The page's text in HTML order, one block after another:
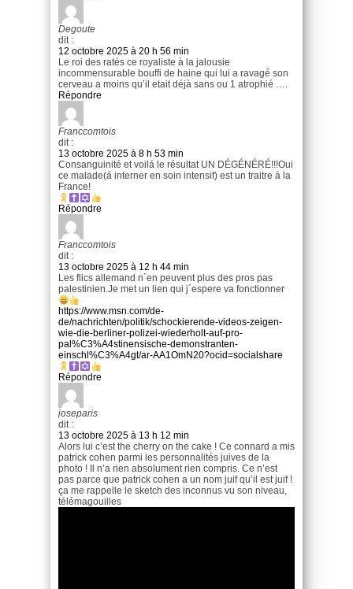
Degoute
dit :
12 octobre 2025 à 20 h 56 min
Le roi des ratés ce royaliste à la jalousie
incommensurable bouffi de haine qui lui a ravagé son
cerveau a moins qu’il etait déjà sans ou 1 atrophié ….
Répondre
Franccomtois
dit :
13 octobre 2025 à 8 h 53 min
Consanguinité et voilá le résultat UN DÉGÉNÉRÉ!!!Oui
ce malade(á interner en soin intensif) est un traitre á la
France!
Répondre
Franccomtois
dit :
13 octobre 2025 à 12 h 44 min
Les flics allemand n´en peuvent plus des pros pas
palestinien.Je met un lien qui j´espere va fonctionner
https://www.msn.com/de-
de/nachrichten/politik/schockierende-videos-zeigen-
wie-die-berliner-polizei-wiederholt-auf-pro-
pal%C3%A4stinensische-demonstranten-
einschl%C3%A4gt/ar-AA1OmN20?ocid=socialshare
Répondre
joseparis
dit :
13 octobre 2025 à 13 h 12 min
Alors lui c’est the cherry on the cake ! Ce connard a mis
patrick cohen parmi les personnalités juives de la
photo ! Il n’a rien absolument rien compris. Ce n’est
pas parce que patrick cohen a un nom juif qu’il est juif !
ça me rappelle le sketch des inconnus vu son niveau,
télémagouilles